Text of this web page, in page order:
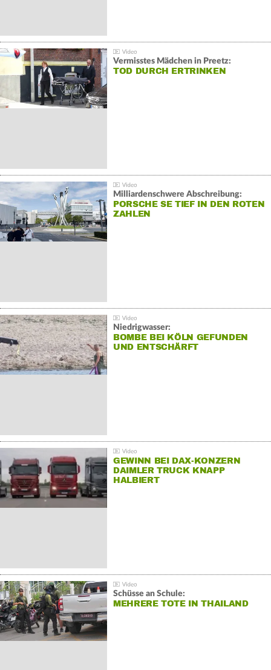
Vermisstes Mädchen in Preetz:
TOD DURCH ERTRINKEN
Milliardenschwere Abschreibung:
PORSCHE SE TIEF IN DEN ROTEN
ZAHLEN
Niedrigwasser:
BOMBE BEI KÖLN GEFUNDEN
UND ENTSCHÄRFT
GEWINN BEI DAX-KONZERN
DAIMLER TRUCK KNAPP
HALBIERT
Schüsse an Schule:
MEHRERE TOTE IN THAILAND